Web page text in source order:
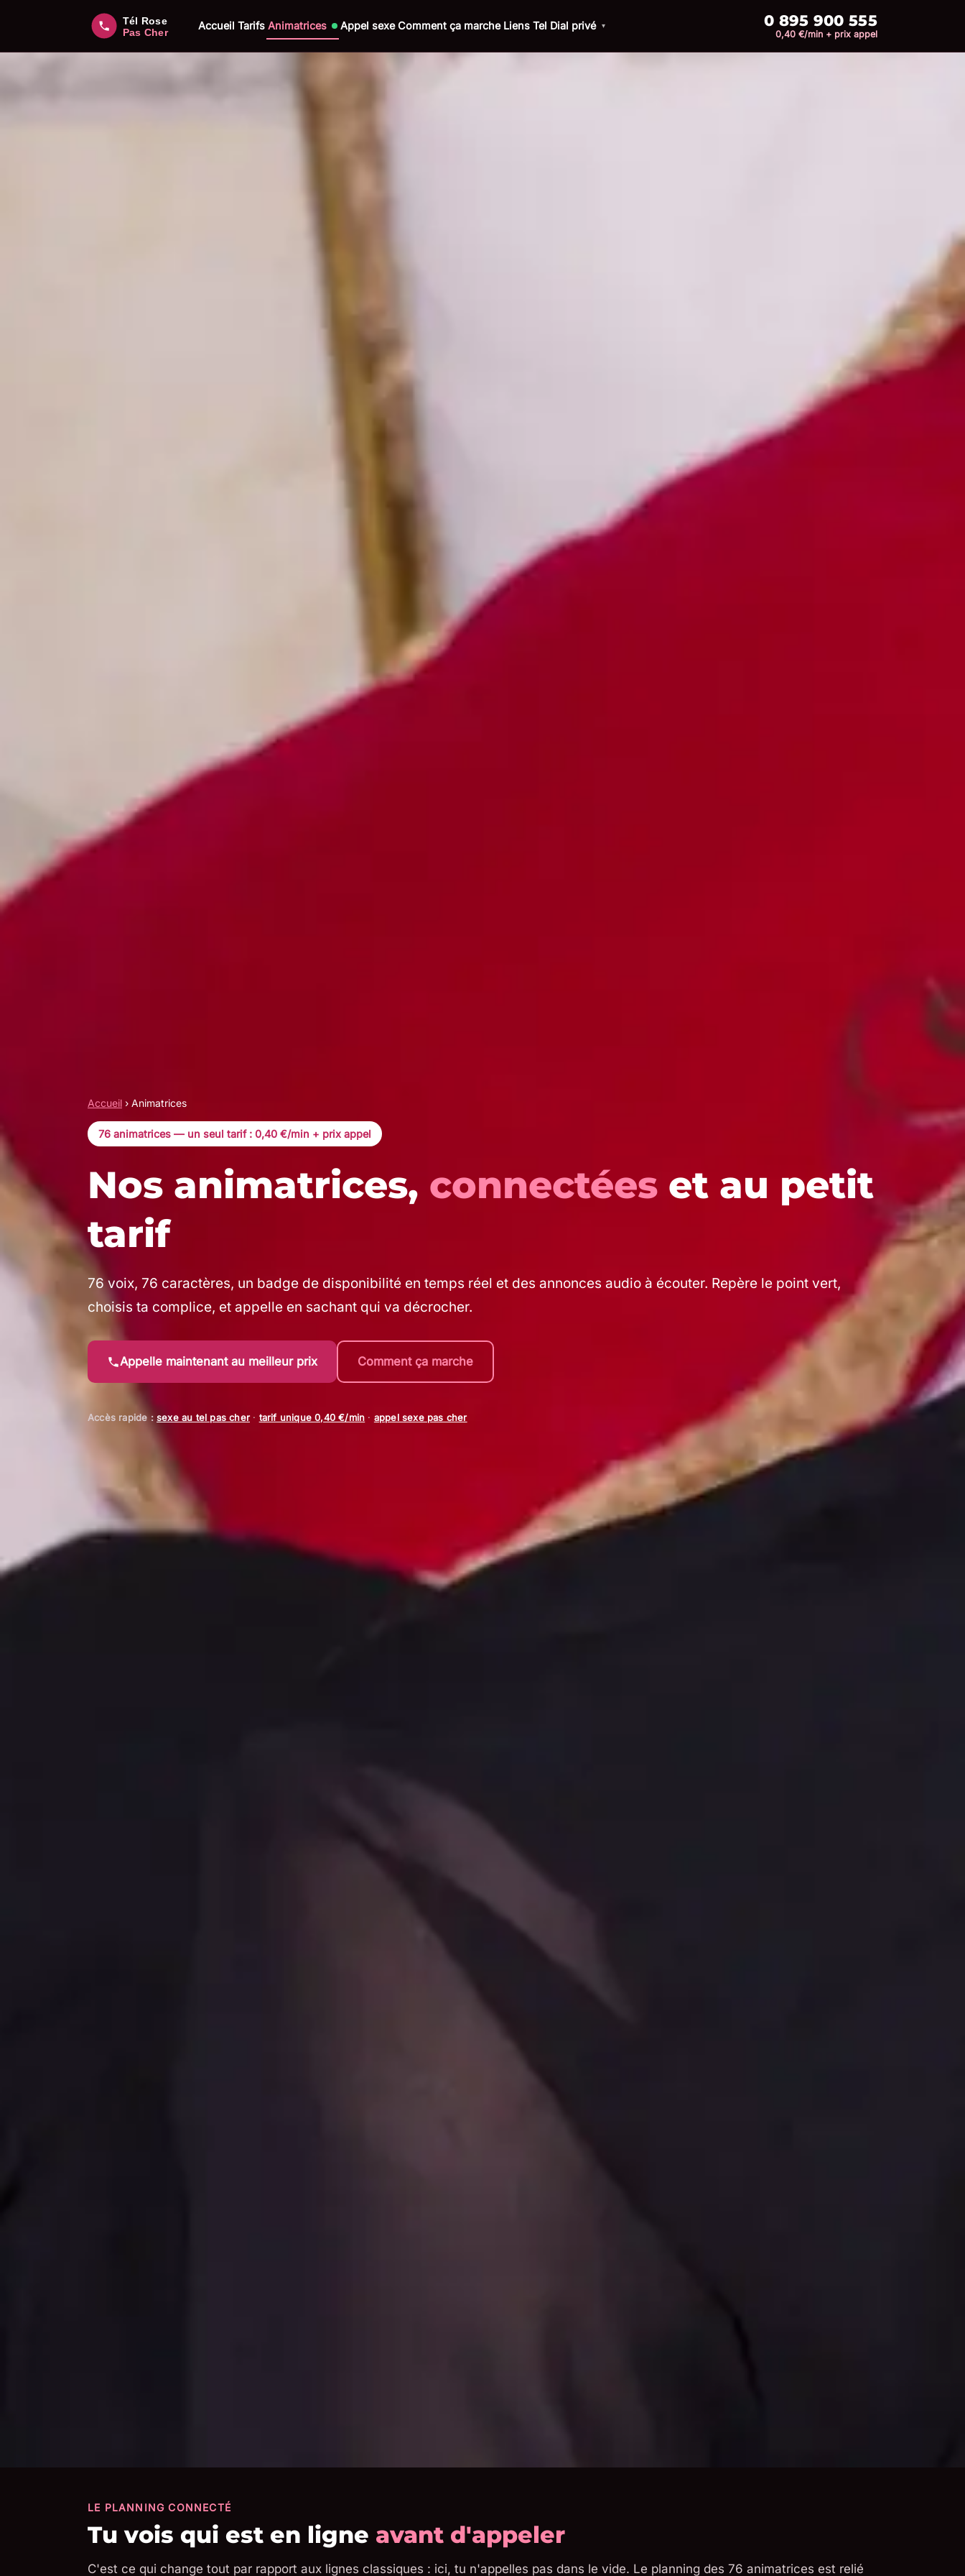
Accueil Tarifs Animatrices Appel sexe Comment ça marche Liens Tel Dial privé ▾ 0 895 900 555
0,40 €/min + prix appel
Accueil › Animatrices
76 animatrices — un seul tarif : 0,40 €/min + prix appel
Nos animatrices, connectées et au petit
tarif
76 voix, 76 caractères, un badge de disponibilité en temps réel et des annonces audio à écouter. Repère le point vert,
choisis ta complice, et appelle en sachant qui va décrocher.
Appelle maintenant au meilleur prix Comment ça marche
Accès rapide : sexe au tel pas cher· tarif unique 0,40 €/min · appel sexe pas cher
LE PLANNING CONNECTÉ
Tu vois qui est en ligne avant d'appeler
C'est ce qui change tout par rapport aux lignes classiques : ici, tu n'appelles pas dans le vide. Le planning des 76 animatrices est relié